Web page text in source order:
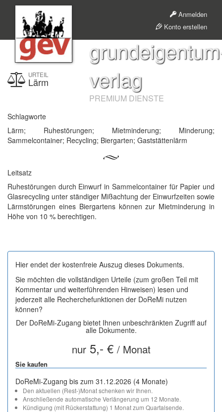
Anmelden
Konto erstellen
verlag
PREMIUM DIENSTE
URTEIL
Lärm
Schlagworte
Lärm; Ruhestörungen; Mietminderung; Minderung;
Sammelcontainer; Recycling; Biergarten; Gaststättenlärm
Leitsatz
Ruhestörungen durch Einwurf in Sammelcontainer für Papier und
Glasrecycling unter ständiger Mißachtung der Einwurfzeiten sowie
Lärmstörungen eines Biergartens können zur Mietminderung in
Höhe von 10 % berechtigen.
Hier endet der kostenfreie Auszug dieses Dokuments.
Sie möchten die vollständigen Urteile (zum großen Teil mit
Kommentar und weiterführenden Hinweisen) lesen und
jederzeit alle Recherchefunktionen der DoReMi nutzen
können?
Der DoReMi-Zugang bietet Ihnen unbeschränkten Zugriff auf
alle Dokumente.
nur5,- € / Monat
Sie kaufen
DoReMi-Zugang bis zum 31.12.2026 (4 Monate)
Den aktuellen (Rest-)Monat schenken wir Ihnen.
Anschließende automatische Verlängerung um 12 Monate.
Kündigung (mit Rückerstattung) 1 Monat zum Quartalsende.